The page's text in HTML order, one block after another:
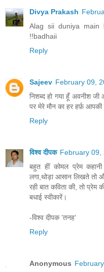
Divya Prakash
Alag sii duniya
!!badhaii
Reply
Sajeev February 09,
निशब्द हो गया हूँ अवनीश
पर मेरे मौन का हर हर्फ़ आपकी
Reply
विश्व दीपक February 09,
बहुत हीं कोमल प्रेम
लगा,थोड़ा आसान लिखते तो
रही बात कविता की, तो प्रेम
बधाई स्वीकारें।
-विश्व दीपक ’तनह’
Reply
Anonymous